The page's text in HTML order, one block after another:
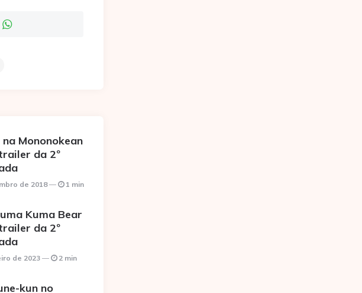
na Mononokean
da 2º
de 2018 1 min
Kuma Bear
da 2º
de 2023 2 min
kun no